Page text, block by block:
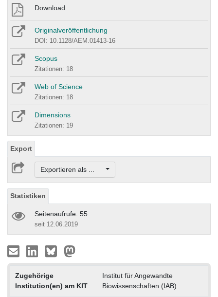
Download
Originalveröffentlichung
DOI: 10.1128/AEM.01413-16
Scopus
Zitationen: 18
Web of Science
Zitationen: 18
Dimensions
Zitationen: 19
Export
Exportieren als ...
Statistiken
Seitenaufrufe: 55
seit 12.06.2019
Zugehörige
Institution(en) am KIT
Institut für Angewandte
Biowissenschaften (IAB)